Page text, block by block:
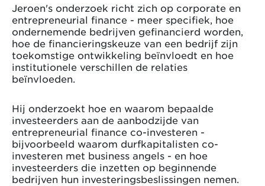
Jeroen's onderzoek richt zich op corporate en
entrepreneurial finance - meer specifiek, hoe
ondernemende bedrijven gefinancierd worden,
hoe de financieringskeuze van een bedrijf zijn
toekomstige ontwikkeling beïnvloedt en hoe
institutionele verschillen de relaties
beïnvloeden.
Hij onderzoekt hoe en waarom bepaalde
investeerders aan de aanbodzijde van
entrepreneurial finance co-investeren -
bijvoorbeeld waarom durfkapitalisten co-
investeren met business angels - en hoe
investeerders die inzetten op beginnende
bedrijven hun investeringsbeslissingen nemen.